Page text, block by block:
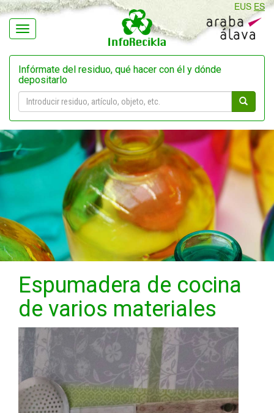
Navegación
EUS ES
Infórmate del residuo, qué hacer con él y dónde
depositarlo
Espumadera de cocina
de varios materiales